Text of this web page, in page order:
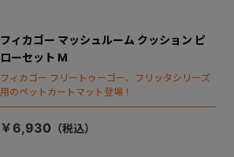
フィカゴー マッシュルーム クッション ピ
ローセット M
フィカゴー フリートゥーゴー、フリッタシリーズ
用のペットカートマット登場！
￥6,930